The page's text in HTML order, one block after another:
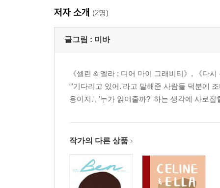
저자 소개 (2명)
글그림 : 미바
《셀린 & 엘라 ; 디어 마이 그래비티》, 《다
“'기다리고 있어.'라고 말해준 사람들 덕분에
용이지.', '누가 읽어줄까?' 하는 생각에 사로
작가의 다른 상품